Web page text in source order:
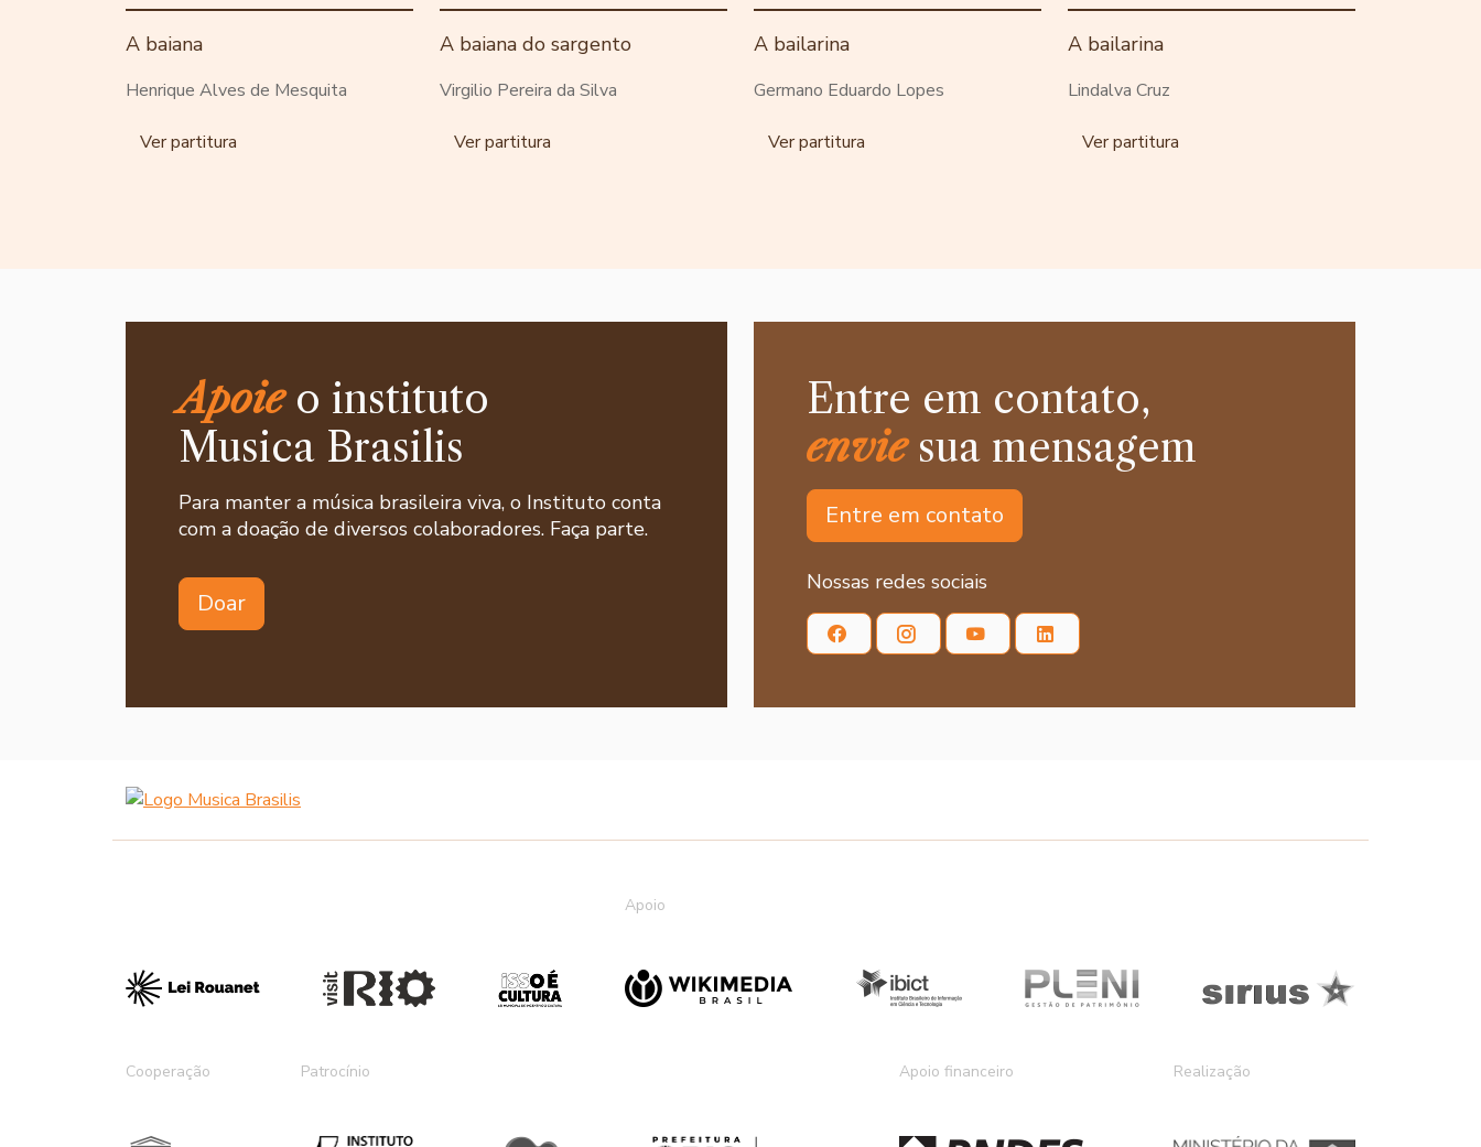
A baiana
Henrique Alves de Mesquita
Ver partitura
A baiana do sargento
Virgilio Pereira da Silva
Ver partitura
A bailarina
Germano Eduardo Lopes
Ver partitura
A bailarina
Lindalva Cruz
Ver partitura
Apoieo instituto
Musica Brasilis
Para manter a música brasileira viva, o Instituto conta
com a doação de diversos colaboradores. Faça parte.
Doar
Entre em contato,
enviesua mensagem
Entre em contato
Nossas redes sociais
Apoio
Cooperação Patrocínio Apoio financeiro Realização